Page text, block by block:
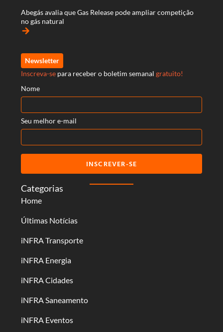
Categorias
Home
Últimas Notícias
iNFRA Transporte
iNFRA Energia
iNFRA Cidades
iNFRA Saneamento
iNFRA Eventos
Abegás avalia que Gas Release pode ampliar competição
no gás natural
arrow_forward
Newsletter
Inscreva-se para receber o boletim semanal gratuito!
Nome
Seu melhor e-mail
INSCREVER-SE